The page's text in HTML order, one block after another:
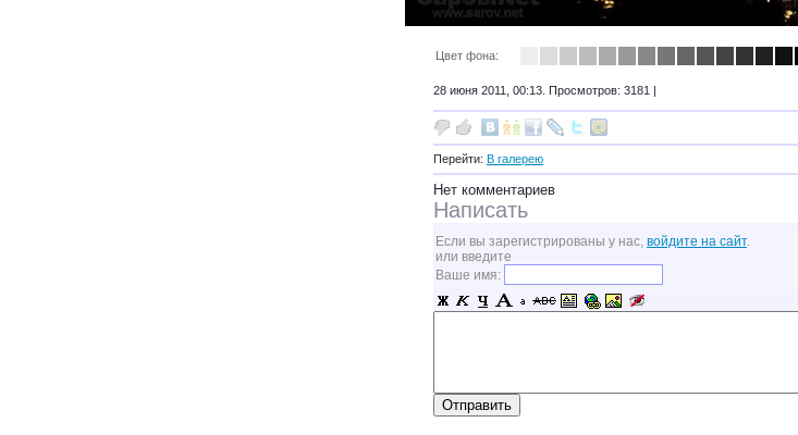
Цвет фона:
28 июня 2011, 00:13. Просмотров: 3181 |
Перейти: В галерею
Нет комментариев
Написать
Если вы зарегистрированы у нас, войдите на сайт.
или введите
Ваше имя: